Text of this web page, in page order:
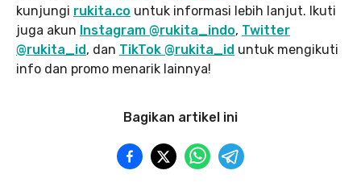
kunjungi rukita.co untuk informasi lebih lanjut. Ikuti
juga akun Instagram @rukita_indo, Twitter
@rukita_id, dan TikTok @rukita_id untuk mengikuti
info dan promo menarik lainnya!
Bagikan artikel ini